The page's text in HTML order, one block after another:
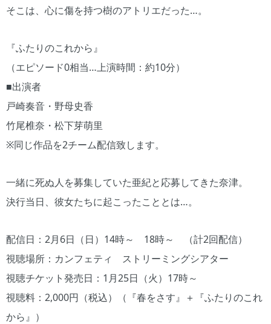
そこは、心に傷を持つ樹のアトリエだった…。
『ふたりのこれから』
（エピソード0相当…上演時間：約10分）
■出演者
戸崎奏音・野母史香
竹尾椎奈・松下芽萌里
※同じ作品を2チーム配信致します。
一緒に死ぬ人を募集していた亜紀と応募してきた奈津。
決行当日、彼女たちに起こったこととは…。
配信日：2月6日（日）14時～ 18時～ （計2回配信）
視聴場所：カンフェティ ストリーミングシアター
視聴チケット発売日：1月25日（火）17時～
視聴料：2,000円（税込）（『春をさす』＋『ふたりのこれ
から』）